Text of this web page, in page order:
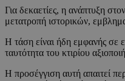
Για δεκαετίες, η ανάπτυξη στον
μετατροπή ιστορικών,
Η τάση είναι ήδη εμφανής σε
ταυτότητα του κτιρίου
Η προσέγγιση αυτή απαιτεί